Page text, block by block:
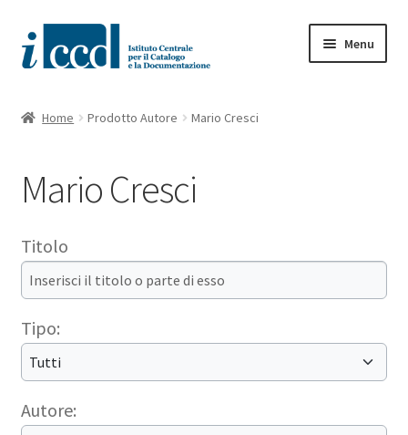
Vai
alla
Vai
al
Menu
ISTITUTO
CATALOGAZIONE
FOTOGRAFIA
RICERCA E FORMAZIONE
Home Prodotto Autore Mario Cresci
Mario Cresci
Titolo
Tipo:
Autore: